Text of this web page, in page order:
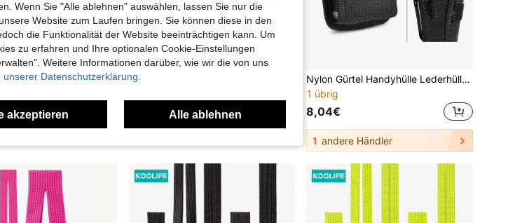
mit Gürtelschlaufe, Herren-Hüfttasche aus Litschikorn-Leder, Hüfttasche für Senioren
Nylon Gürtel Handyhülle Lederhülle, kompatibel mit 14/12/12 Pro/11/11 Pro/13/13 Pro/XR/X/6/7/8 Plus, kompatibel mit Samsung Galaxy S23/S22/S20/S21/FE/S10+/S9/A14/A54/Moto, multifunktionale Handyhülle, geeignet für Arbeit, Wandern, Camping, Grillen, Rettung und andere Anlässe.
1 übrig
8,04€
1 andere Händler
Wenn Sie "Alle ablehnen" auswählen, lassen Sie nur die
Website zum Laufen bringen. Sie können diese in den
die Funktionalität der Website beeinträchtigen kann. Um
zu erfahren und Ihre optionalen Cookie-Einstellungen
Weitere Informationen darüber, wie wir die von uns
Datenschutzerklärung.
akzeptieren Alle ablehnen